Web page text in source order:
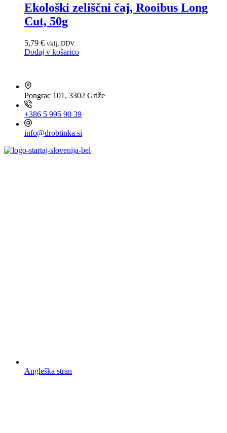
Ekološki zeliščni čaj, Rooibus Long
Cut, 50g
5,79 € vklj. DDV
Dodaj v košarico
Pongrac 101, 3302 Griže
+386 5 995 90 39
info@drobtinka.si
Angleška stran